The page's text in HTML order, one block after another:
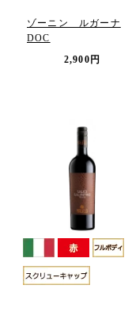
ゾーニン ルガーナ
DOC
2,900円